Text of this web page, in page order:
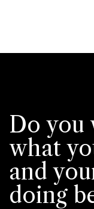
Do you
what
and
doing